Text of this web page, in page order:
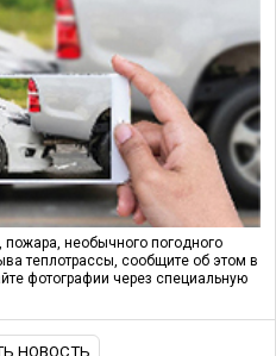
необычного погодного
теплотрассы, сообщите об этом в
фотографии через специальную
НОВОСТЬ